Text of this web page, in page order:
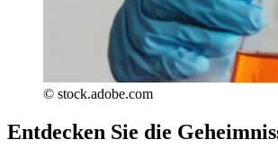
© stock.adobe.com
Entdecken Sie die